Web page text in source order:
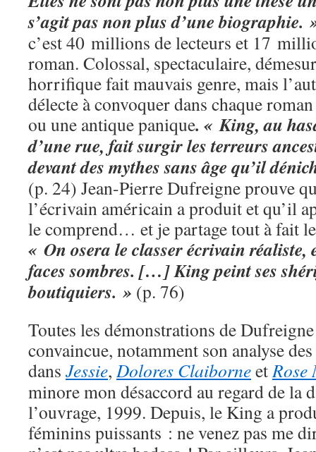
s’agit pas non plus d’une biographie.
c’est 40 millions de lecteurs et 17
roman. Colossal, spectaculaire,
horrifique fait mauvais genre, mais
délecte à convoquer dans chaque
ou une antique panique. « King, au
d’une rue, fait surgir les terreurs
devant des mythes sans âge qu’il
(p. 24) Jean-Pierre Dufreigne prouve
l’écrivain américain a produit et qu’il
le comprend… et je partage tout à fait
« On osera le classer écrivain réaliste,
faces sombres. […] King peint ses
boutiquiers. » (p. 76)
Toutes les démonstrations de
convaincue, notamment son analyse
dans Jessie,Dolores ClaiborneetRose
minore mon désaccord au regard de la
l’ouvrage, 1999. Depuis, le King a
féminins puissants : ne venez pas me